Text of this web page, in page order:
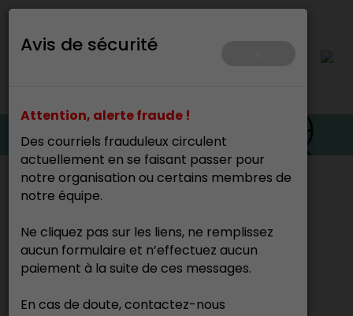
Avis de sécurité
Attention, alerte fraude !
Des courriels frauduleux circulent
actuellement en se faisant passer pour
notre organisation ou certains membres de
notre équipe.
Ne cliquez pas sur les liens, ne remplissez
aucun formulaire et n’effectuez aucun
paiement à la suite de ces messages.
En cas de doute, contactez-nous
Accueil>
Cette page n’existe pas.